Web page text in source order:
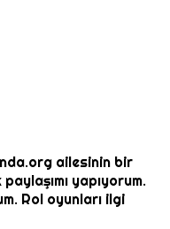
ailesinin bir
yapıyorum.
Rol oyunları ilgi